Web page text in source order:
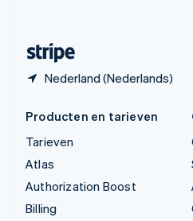
Nederland (Nederlands)
Producten en tarieven
Tarieven
Atlas
Authorization Boost
Billing